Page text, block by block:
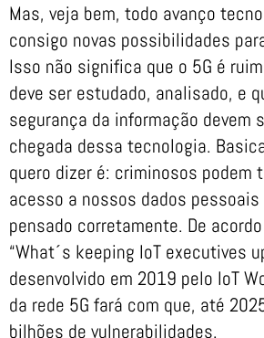
Mas, veja bem, todo avanço
consigo novas possibilidades
Isso não significa que o 5G é
deve ser estudado, analisado, e
segurança da informação devem
chegada dessa tecnologia.
quero dizer é: criminosos podem
acesso a nossos dados pessoais
pensado corretamente. De
“What´s keeping IoT executives
desenvolvido em 2019 pelo IoT
da rede 5G fará com que, até
bilhões de vulnerabilidades.